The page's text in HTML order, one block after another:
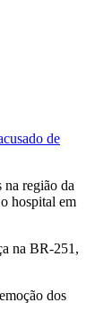
de
região da
hospital em
na BR-251,
dos